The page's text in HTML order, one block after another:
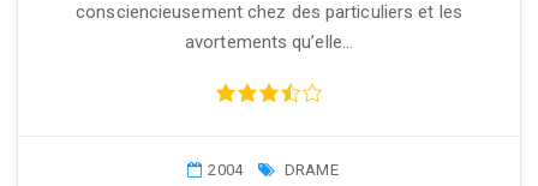
consciencieusement chez des particuliers et les
avortements qu’elle…
2004 DRAME